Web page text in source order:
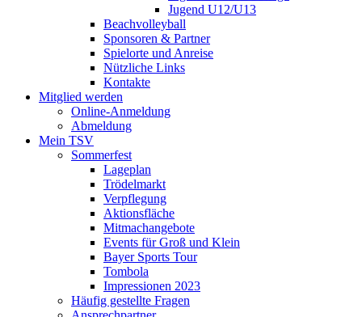
Jugend U12/U13
Beachvolleyball
Sponsoren & Partner
Spielorte und Anreise
Nützliche Links
Kontakte
Mitglied werden
Online-Anmeldung
Abmeldung
Mein TSV
Sommerfest
Lageplan
Trödelmarkt
Verpflegung
Aktionsfläche
Mitmachangebote
Events für Groß und Klein
Bayer Sports Tour
Tombola
Impressionen 2023
Häufig gestellte Fragen